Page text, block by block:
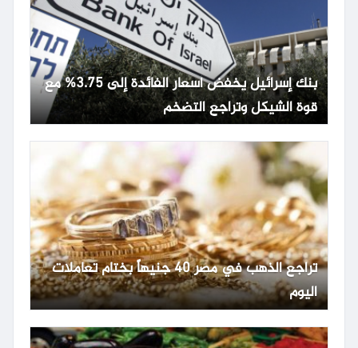
بنك إسرائيل يخفض أسعار الفائدة إلى 3.75% مع
قوة الشيكل وتراجع التضخم
تراجع الذهب في مصر 40 جنيهاً بختام تعاملات
اليوم